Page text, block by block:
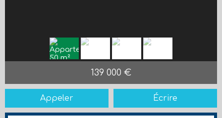
139 000 €
Appeler Écrire